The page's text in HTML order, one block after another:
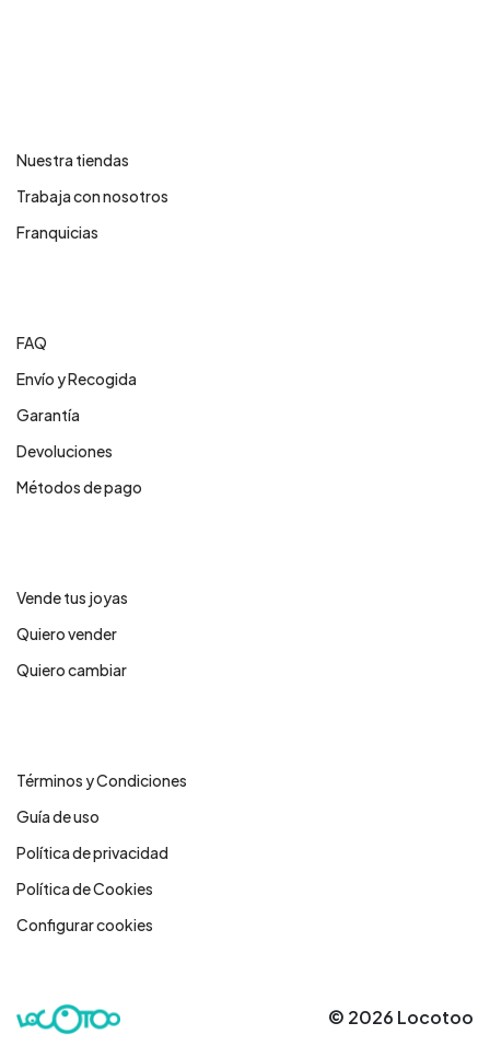
Nuestra tiendas
Trabaja con nosotros
Franquicias
FAQ
Envío y Recogida
Garantía
Devoluciones
Métodos de pago
Vende tus joyas
Quiero vender
Quiero cambiar
Términos y Condiciones
Guía de uso
Política de privacidad
Política de Cookies
Configurar cookies
© 2026 Locotoo